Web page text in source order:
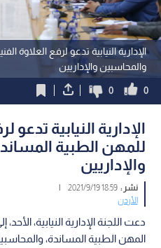
الإدارية النيابية تدعو لرفع العلاوة
والمحاسبين والإداريين
0
0
الإدارية النيابية تدعو
للمهن الطبية
والإداريين
نشر :18:59 2021/9/19
|
الأردن
دعت اللجنة الإدارية النيابية،
المهن الطبية المساندة،